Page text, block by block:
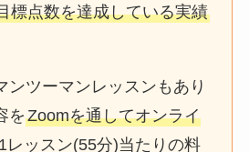
標点数を達成している実績
ンツーマンレッスンもあり
をZoomを通してオンライ
1レッスン(55分)当たりの料